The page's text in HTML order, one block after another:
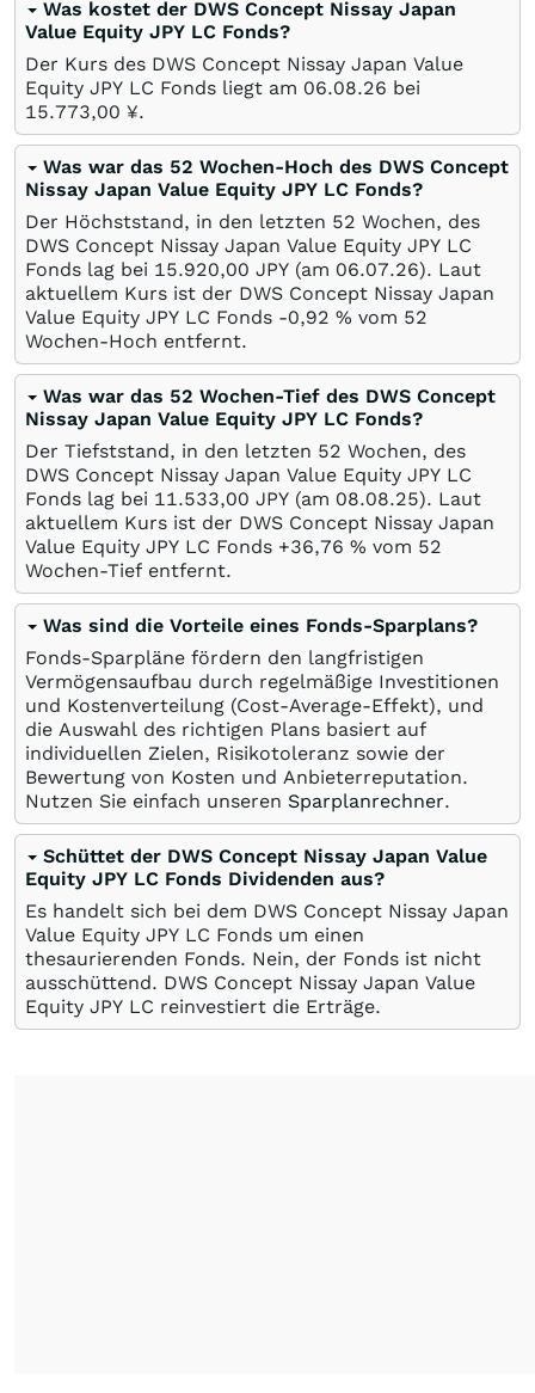
Was kostet der DWS Concept Nissay Japan
Value Equity JPY LC Fonds?
Der Kurs des DWS Concept Nissay Japan Value
Equity JPY LC Fonds liegt am 06.08.26 bei
15.773,00 ¥.
Was war das 52 Wochen-Hoch des DWS Concept
Nissay Japan Value Equity JPY LC Fonds?
Der Höchststand, in den letzten 52 Wochen, des
DWS Concept Nissay Japan Value Equity JPY LC
Fonds lag bei 15.920,00 JPY (am 06.07.26). Laut
aktuellem Kurs ist der DWS Concept Nissay Japan
Value Equity JPY LC Fonds -0,92 % vom 52
Wochen-Hoch entfernt.
Was war das 52 Wochen-Tief des DWS Concept
Nissay Japan Value Equity JPY LC Fonds?
Der Tiefststand, in den letzten 52 Wochen, des
DWS Concept Nissay Japan Value Equity JPY LC
Fonds lag bei 11.533,00 JPY (am 08.08.25). Laut
aktuellem Kurs ist der DWS Concept Nissay Japan
Value Equity JPY LC Fonds +36,76 % vom 52
Wochen-Tief entfernt.
Was sind die Vorteile eines Fonds-Sparplans?
Fonds-Sparpläne fördern den langfristigen
Vermögensaufbau durch regelmäßige Investitionen
und Kostenverteilung (Cost-Average-Effekt), und
die Auswahl des richtigen Plans basiert auf
individuellen Zielen, Risikotoleranz sowie der
Bewertung von Kosten und Anbieterreputation.
Nutzen Sie einfach unseren Sparplanrechner.
Schüttet der DWS Concept Nissay Japan Value
Equity JPY LC Fonds Dividenden aus?
Es handelt sich bei dem DWS Concept Nissay Japan
Value Equity JPY LC Fonds um einen
thesaurierenden Fonds. Nein, der Fonds ist nicht
ausschüttend. DWS Concept Nissay Japan Value
Equity JPY LC reinvestiert die Erträge.